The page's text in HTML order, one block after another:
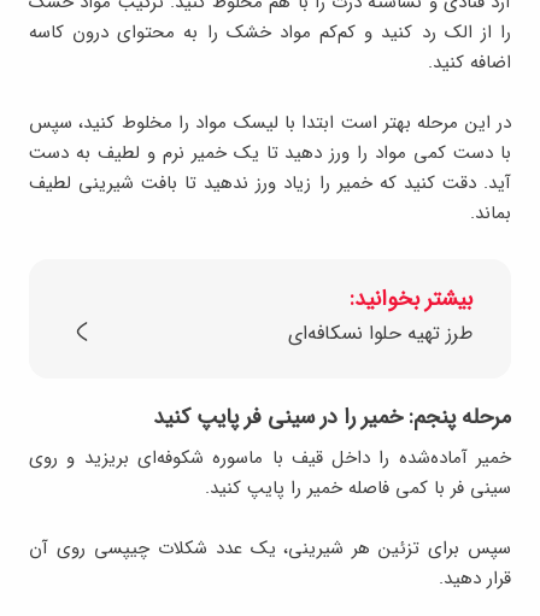
را از الک رد کنید و کم‌کم مواد خشک را به محتوای درون کاسه
اضافه کنید.
در این مرحله بهتر است ابتدا با لیسک مواد را مخلوط کنید، سپس
با دست کمی مواد را ورز دهید تا یک خمیر نرم و لطیف به دست
آید. دقت کنید که خمیر را زیاد ورز ندهید تا بافت شیرینی لطیف
بماند.
بیشتر بخوانید:
طرز تهیه حلوا نسکافه‌ای
مرحله پنجم: خمیر را در سینی فر پایپ کنید
خمیر آماده‌شده را داخل قیف با ماسوره‌ شکوفه‌ای بریزید و روی
سینی فر با کمی فاصله خمیر را پایپ کنید.
سپس برای تزئین هر شیرینی، یک عدد شکلات چیپسی روی آن
قرار دهید.